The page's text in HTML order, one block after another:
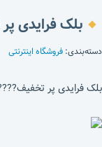
بلک فرایدی
دسته‌بندی: فروشگاه اینترنتی
بلک فرایدی پر